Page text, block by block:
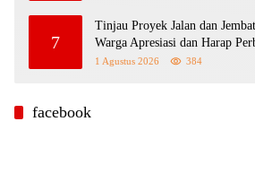
7
Tinjau Proyek Jalan dan
Warga Apresiasi dan Harap
1 Agustus 2026 384
facebook